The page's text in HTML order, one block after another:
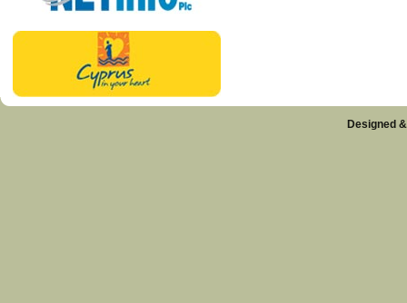
Designed